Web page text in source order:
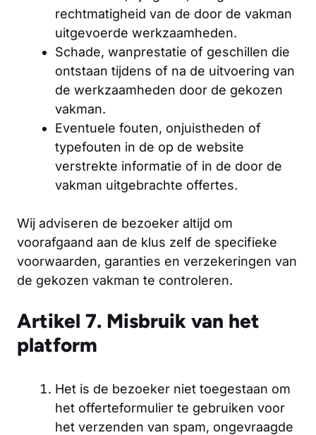
rechtmatigheid van de door de vakman
uitgevoerde werkzaamheden.
Schade, wanprestatie of geschillen die
ontstaan tijdens of na de uitvoering van
de werkzaamheden door de gekozen
vakman.
Eventuele fouten, onjuistheden of
typefouten in de op de website
verstrekte informatie of in de door de
vakman uitgebrachte offertes.
Wij adviseren de bezoeker altijd om
voorafgaand aan de klus zelf de specifieke
voorwaarden, garanties en verzekeringen van
de gekozen vakman te controleren.
Artikel 7. Misbruik van het
platform
Het is de bezoeker niet toegestaan om
het offerteformulier te gebruiken voor
het verzenden van spam, ongevraagde